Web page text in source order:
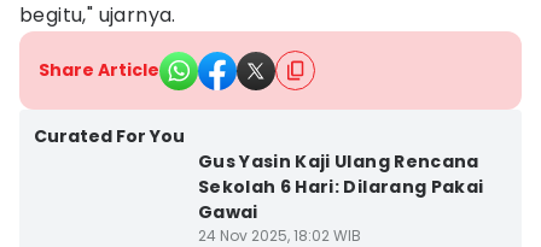
begitu," ujarnya.
Share Article
Curated For You
Gus Yasin Kaji Ulang Rencana
Sekolah 6 Hari: Dilarang Pakai
Gawai
24 Nov 2025, 18:02 WIB